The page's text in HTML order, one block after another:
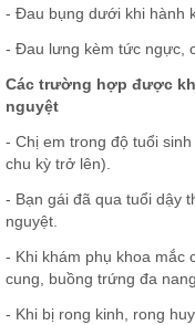
- Đau bụng dưới khi hành
- Đau lưng kèm tức ngực,
Các trường hợp được
nguyệt
- Chị em trong độ tuổi
chu kỳ trở lên).
- Bạn gái đã qua tuổi dậy
nguyệt.
- Khi khám phụ khoa mắc
cung, buồng trứng đa
- Khi bị rong kinh, rong